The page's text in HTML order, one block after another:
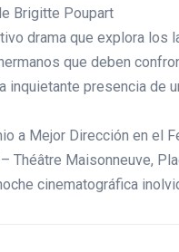
Brigitte Poupart
drama que explora
que deben
inquietante presencia
a Mejor Dirección en el
– Théâtre Maisonneuve,
cinematográfica